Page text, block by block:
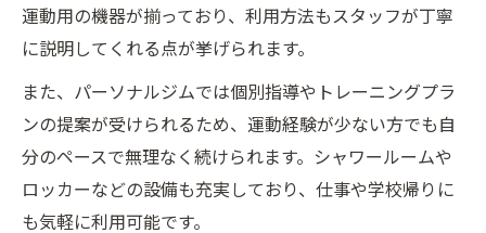
運動用の機器が揃っており、利用方法もスタッフが丁寧
に説明してくれる点が挙げられます。
また、パーソナルジムでは個別指導やトレーニングプラ
ンの提案が受けられるため、運動経験が少ない方でも自
分のペースで無理なく続けられます。シャワールームや
ロッカーなどの設備も充実しており、仕事や学校帰りに
も気軽に利用可能です。